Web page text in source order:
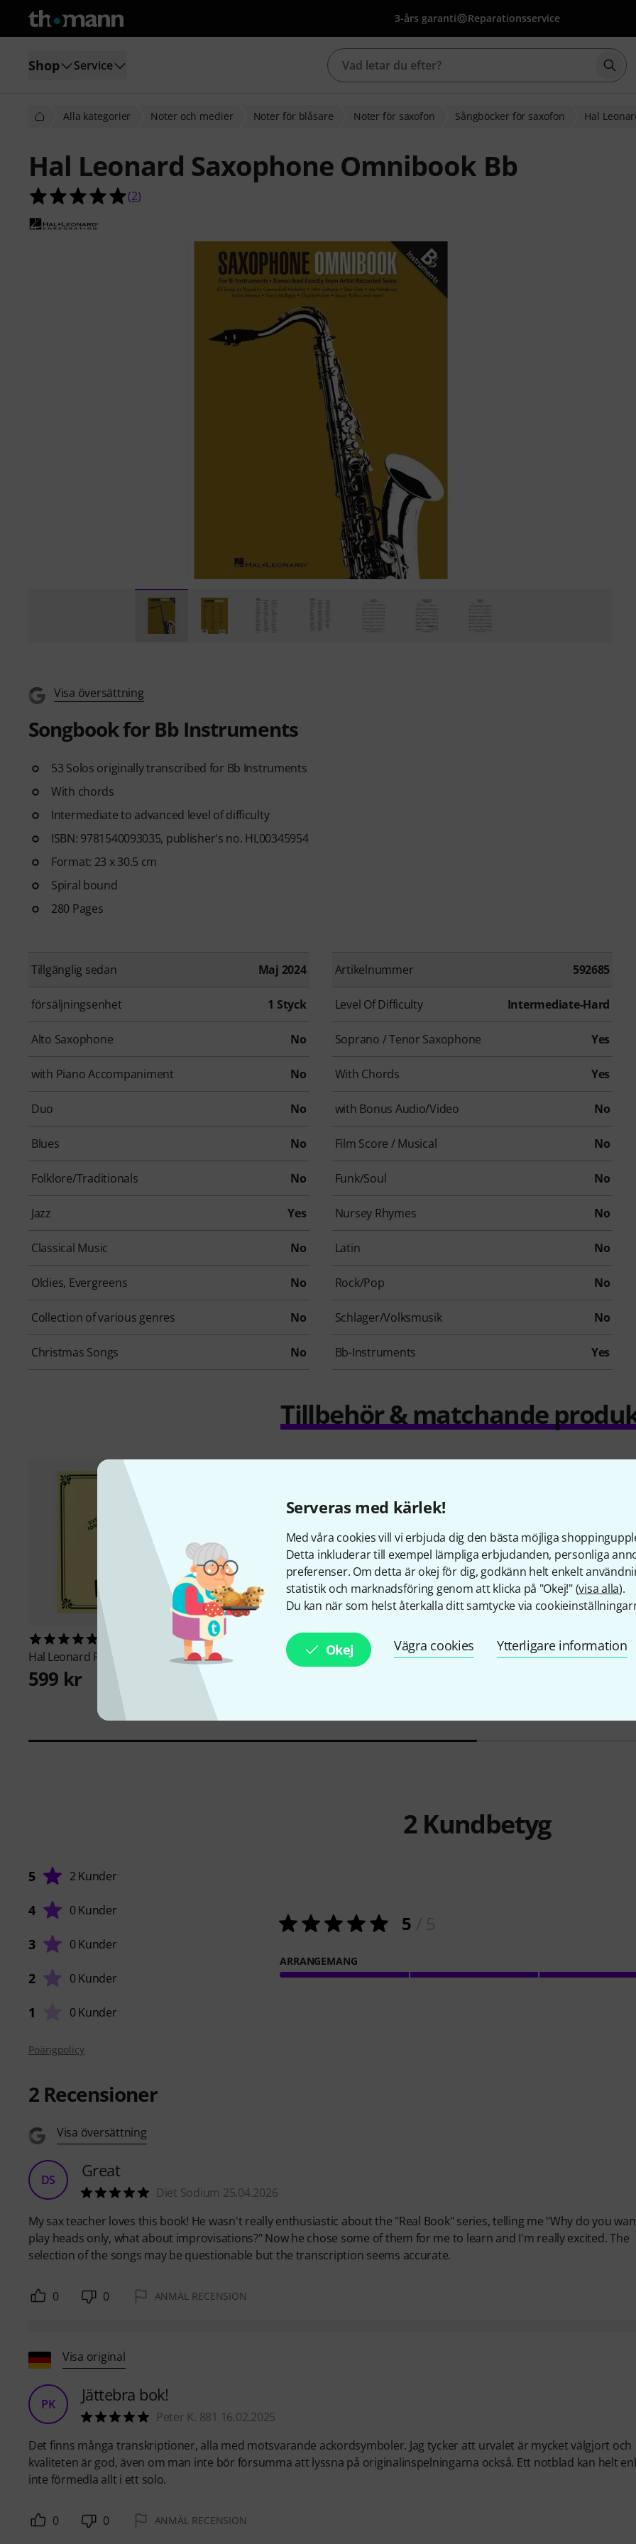
Serveras med kärlek!
Med våra cookies vill vi erbjuda dig den bästa möjliga
Detta inkluderar till exempel lämpliga erbjudanden, personliga
preferenser. Om detta är okej för dig, godkänn helt enkelt
statistik och marknadsföring genom att klicka på "Okej!" (visa alla).
Du kan när som helst återkalla ditt samtycke via
Okej Vägra cookies Ytterligare information
3-års garanti Reparationsservice
Shop Service
Alla kategorier Noter och medier Noter för blåsare Noter för saxofon Sångböcker för saxofon Hal
Hal Leonard Saxophone Omnibook Bb
5.0 av 5 stjärnor från 2 kundbetyg
(2)
Visa översättning
Songbook for Bb Instruments
53 Solos originally transcribed for Bb Instruments
With chords
Intermediate to advanced level of difficulty
ISBN: 9781540093035, publisher's no. HL00345954
Format: 23 x 30.5 cm
Spiral bound
280 Pages
Tillgänglig sedan Maj 2024 Artikelnummer 592685
försäljningsenhet 1 Styck Level Of Difficulty Intermediate-Hard
Alto Saxophone No Soprano / Tenor Saxophone Yes
with Piano Accompaniment No With Chords Yes
Duo No with Bonus Audio/Video No
Blues No Film Score / Musical No
Folklore/Traditionals No Funk/Soul No
Jazz Yes Nursey Rhymes No
Classical Music No Latin No
Oldies, Evergreens No Rock/Pop No
Collection of various genres No Schlager/Volksmusik No
Christmas Songs No Bb-Instruments Yes
Tillbehör & matchande
Hal Leonard Real Book 1 Bb
599 kr
87
Hal Leonard
Real Book 1 C
3
Hal LeonardThe Real Dixieland
Hal Leonard
2Kundbetyg
5 2 Kunder
4 0 Kunder
3 0 Kunder
2 0 Kunder
1 0 Kunder
5
ARRANGEMANG
Poängpolicy
2 Recensioner
Visa översättning
DS Great
Diet Sodium 25.04.2026
My sax teacher loves this book! He wasn't really enthusiastic about the "Real Book" series, telling me "Why do you
play heads only, what about improvisations?" Now he chose some of them for me to learn and I'm really excited. The
selection of the songs may be questionable but the transcription seems accurate.
0 0 ANMÄL RECENSION
Visa original
PK Jättebra bok!
Peter K. 881 16.02.2025
Det finns många transkriptioner, alla med motsvarande ackordsymboler. Jag tycker att urvalet är mycket välgjort och
kvaliteten är god, även om man inte bör försumma att lyssna på originalinspelningarna också. Ett notblad kan helt
inte förmedla allt i ett solo.
0 0 ANMÄL RECENSION